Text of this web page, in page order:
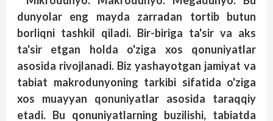
dunyolar eng mayda zarradan tortib butun
borliqni tashkil qiladi. Bir-biriga ta'sir va aks
ta'sir etgan holda o'ziga xos qonuniyatlar
asosida rivojlanadi. Biz yashayotgan jamiyat va
tabiat makrodunyoning tarkibi sifatida o'ziga
xos muayyan qonuniyatlar asosida taraqqiy
etadi. Bu qonuniyatlarning buzilishi, tabiatda